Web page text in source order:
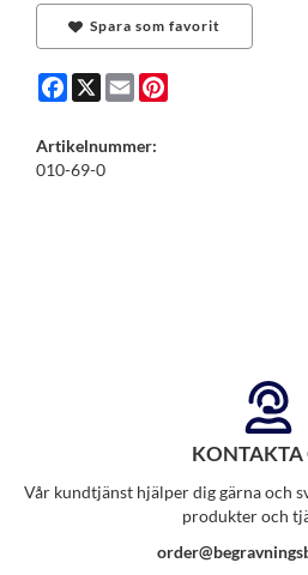
Spara som favorit
Facebook
X Email
Artikelnummer:
010-69-0
KONTAKTA
Vår kundtjänst hjälper dig gärna och
produkter och